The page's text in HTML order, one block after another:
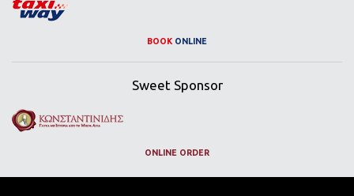
BOOK ONLINE
Sweet Sponsor
ONLINE ORDER